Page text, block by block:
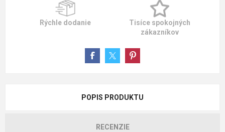
Rýchle dodanie
Tisíce spokojných
zákazníkov
POPIS PRODUKTU
RECENZIE